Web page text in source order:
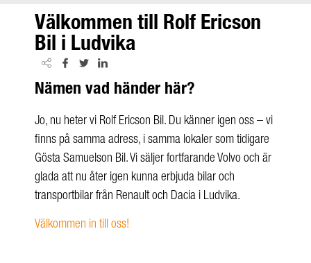
Välkommen till Rolf Ericson
Bil i Ludvika
Nämen vad händer här?
Jo, nu heter vi Rolf Ericson Bil. Du känner igen oss – vi
finns på samma adress, i samma lokaler som tidigare
Gösta Samuelson Bil. Vi säljer fortfarande Volvo och är
glada att nu åter igen kunna erbjuda bilar och
transportbilar från Renault och Dacia i Ludvika.
Välkommen in till oss!